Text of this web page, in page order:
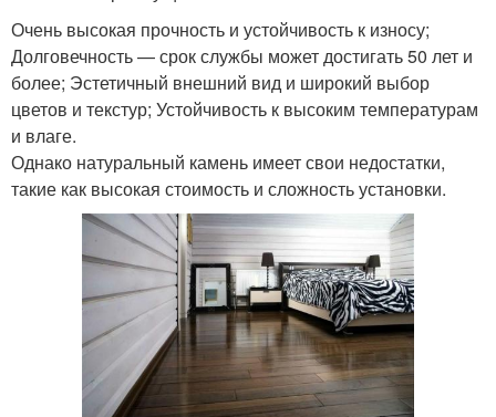
Очень высокая прочность и устойчивость к износу;
Долговечность — срок службы может достигать 50 лет и
более; Эстетичный внешний вид и широкий выбор
цветов и текстур; Устойчивость к высоким температурам
и влаге.
Однако натуральный камень имеет свои недостатки,
такие как высокая стоимость и сложность установки.